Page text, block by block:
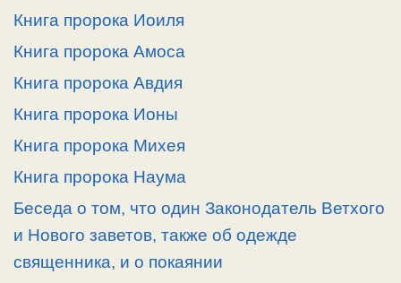
Книга пророка Иоиля
Книга пророка Амоса
Книга пророка Авдия
Книга пророка Ионы
Книга пророка Михея
Книга пророка Наума
Беседа о том, что один Законодатель Ветхого
и Нового заветов, также об одежде
священника, и о покаянии